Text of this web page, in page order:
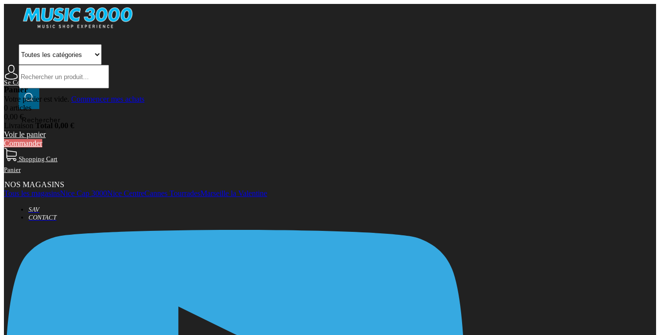
Rechercher
Se Connecter Mon Compte
Panier
Votre panier est vide. Commencer mes achats
0 articles
0,00 €
Livraison Total 0,00 €
Voir le panier
Commander
Shopping Cart
Panier
NOS MAGASINS
Tous les magasinsNice Cap 3000Nice CentreCannes TourradesMarseille la Valentine
SAV
CONTACT